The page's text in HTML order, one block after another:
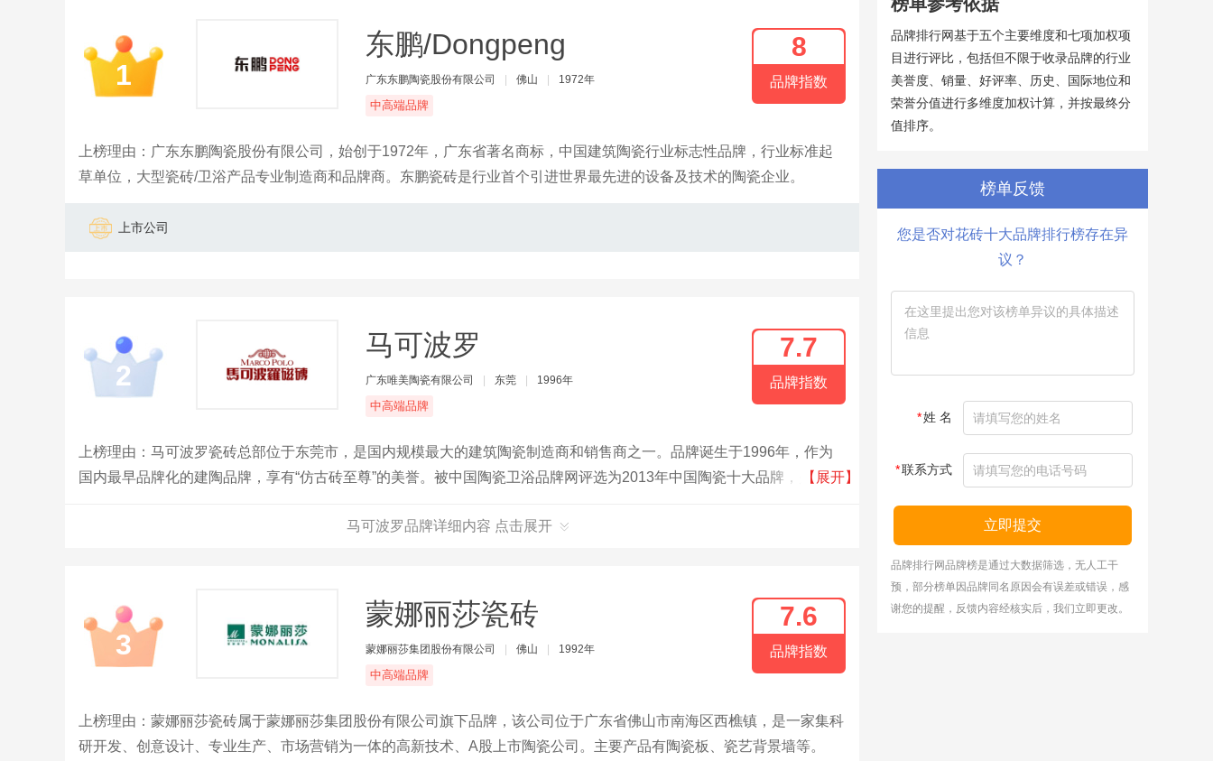
1
东鹏/Dongpeng
广东东鹏陶瓷股份有限公司 佛山 1972年
中高端品牌
8
品牌指数
上榜理由：广东东鹏陶瓷股份有限公司，始创于1972年，广东省著名商标，中国建筑陶瓷行业标志性品牌，行业标准起
草单位，大型瓷砖/卫浴产品专业制造商和品牌商。东鹏瓷砖是行业首个引进世界最先进的设备及技术的陶瓷企业。
上市公司
2
马可波罗
广东唯美陶瓷有限公司 东莞 1996年
中高端品牌
7.7
品牌指数
上榜理由：马可波罗瓷砖总部位于东莞市，是国内规模最大的建筑陶瓷制造商和销售商之一。品牌诞生于1996年，作为
国内最早品牌化的建陶品牌，享有“仿古砖至尊”的美誉。被中国陶瓷卫浴品牌网评选为2013年中国陶瓷十大品牌，是国内
【展开】
马可波罗品牌详细内容 点击展开
3
蒙娜丽莎瓷砖
蒙娜丽莎集团股份有限公司 佛山 1992年
中高端品牌
7.6
品牌指数
上榜理由：蒙娜丽莎瓷砖属于蒙娜丽莎集团股份有限公司旗下品牌，该公司位于广东省佛山市南海区西樵镇，是一家集科
研开发、创意设计、专业生产、市场营销为一体的高新技术、A股上市陶瓷公司。主要产品有陶瓷板、瓷艺背景墙等。
品牌排行网基于五个主要维度和七项加权项
目进行评比，包括但不限于收录品牌的行业
美誉度、销量、好评率、历史、国际地位和
荣誉分值进行多维度加权计算，并按最终分
值排序。
榜单反馈
您是否对花砖十大品牌排行榜存在异
议？
*姓 名
*联系方式
立即提交
品牌排行网品牌榜是通过大数据筛选，无人工干
预，部分榜单因品牌同名原因会有误差或错误，感
谢您的提醒，反馈内容经核实后，我们立即更改。